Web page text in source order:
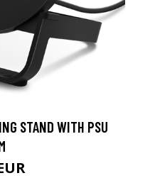
STAND WITH PSU